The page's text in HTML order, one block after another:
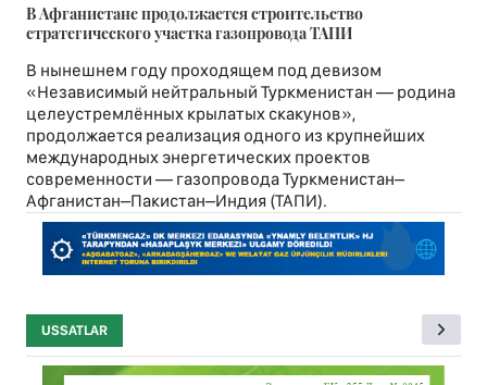
В Афганистане продолжается строительство
стратегического участка газопровода ТАПИ
В нынешнем году проходящем под девизом
«Независимый нейтральный Туркменистан — родина
целеустремлённых крылатых скакунов»,
продолжается реализация одного из крупнейших
международных энергетических проектов
современности — газопровода Туркменистан–
Афганистан–Пакистан–Индия (ТАПИ).
USSATLAR